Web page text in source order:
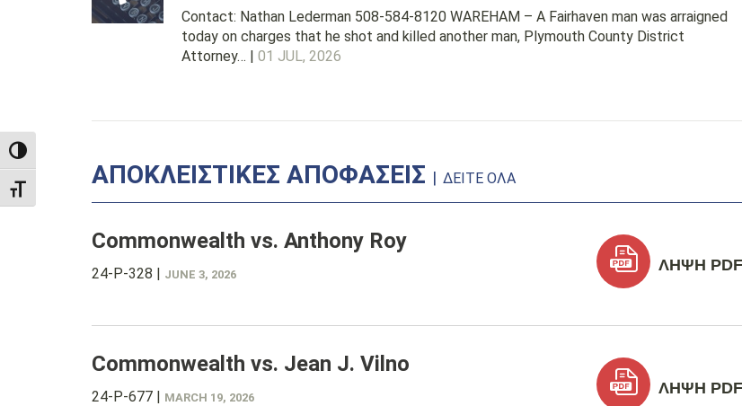
TOGGLE HIGH CONTRAST
TOGGLE FONT SIZE
Contact: Nathan Lederman 508-584-8120 WAREHAM – A Fairhaven man was arraigned
today on charges that he shot and killed another man, Plymouth County District
Attorney… | 01 JUL, 2026
ΑΠΟΚΛΕΙΣΤΙΚΕΣ ΑΠΟΦΑΣΕΙΣ | ΔΕΊΤΕ ΌΛΑ
Commonwealth vs. Anthony Roy
24-P-328 | JUNE 3, 2026
ΛΉΨΗ PDF
Commonwealth vs. Jean J. Vilno
24-P-677 | MARCH 19, 2026
ΛΉΨΗ PDF